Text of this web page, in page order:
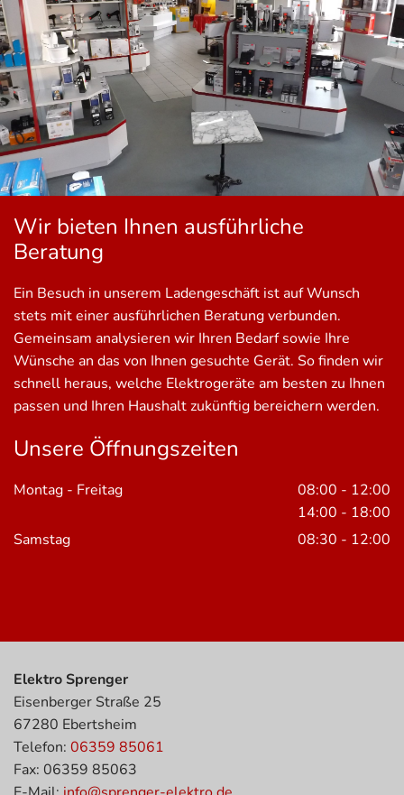
Wir bieten Ihnen ausführliche
Beratung
Ein Besuch in unserem Ladengeschäft ist auf Wunsch
stets mit einer ausführlichen Beratung verbunden.
Gemeinsam analysieren wir Ihren Bedarf sowie Ihre
Wünsche an das von Ihnen gesuchte Gerät. So finden wir
schnell heraus, welche Elektrogeräte am besten zu Ihnen
passen und Ihren Haushalt zukünftig bereichern werden.
Unsere Öffnungszeiten
Montag - Freitag
08:00 - 12:00
14:00 - 18:00
Samstag
08:30 - 12:00
Elektro Sprenger
Eisenberger Straße 25
67280 Ebertsheim
Telefon: 06359 85061
Fax: 06359 85063